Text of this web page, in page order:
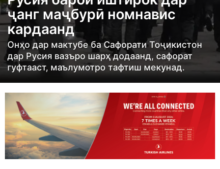
s
a
g
o
3
e
r
s
a
g
ҷанг маҷбурӣ номнавис
кардаанд
Онҳо дар мактубе ба Сафорати Тоҷикистон
дар Русия вазъро шарҳ додаанд, сафорат
гуфтааст, маълумотро тафтиш мекунад.